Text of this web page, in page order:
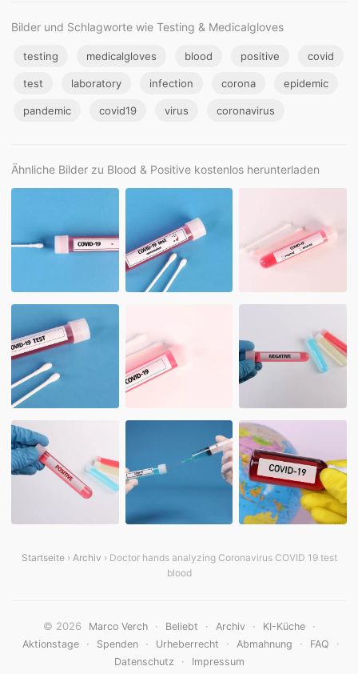
Bilder und Schlagworte wie Testing & Medicalgloves
testing medicalgloves blood positive covid
test laboratory infection corona epidemic
pandemic covid19 virus coronavirus
Ähnliche Bilder zu Blood & Positive kostenlos herunterladen
Startseite› Archiv › Doctor hands analyzing Coronavirus COVID 19 test
blood
© 2026 Marco Verch · Beliebt · Archiv · KI-Küche ·
Aktionstage · Spenden · Urheberrecht · Abmahnung · FAQ ·
Datenschutz · Impressum